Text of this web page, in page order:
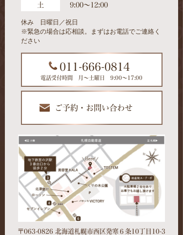
土 9:00～12:00
休み 日曜日／祝日
※緊急の場合は応相談。まずはお電話でご連絡く
ださい
011-666-0814
電話受付時間 月～土曜日 9:00～17:00
ご予約・お問い合わせ
〒063-0826 北海道札幌市西区発寒６条10丁目10-3